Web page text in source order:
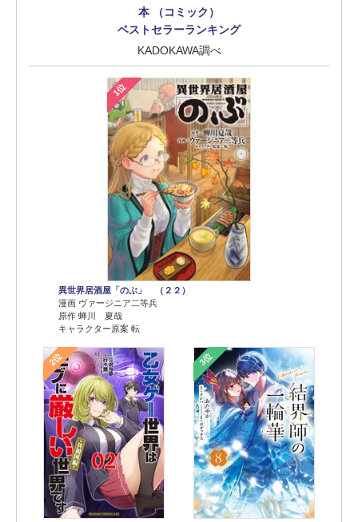
本 （コミック）
ベストセラーランキング
KADOKAWA調べ
1位
異世界居酒屋「のぶ」 （２２）
漫画 ヴァージニア二等兵
原作 蝉川 夏哉
キャラクター原案 転
2位 3位